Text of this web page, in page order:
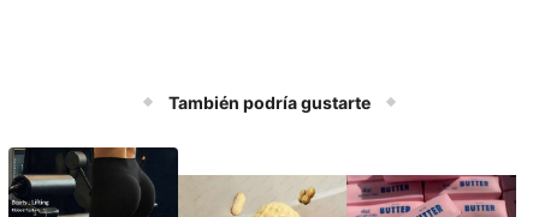
También podría gustarte